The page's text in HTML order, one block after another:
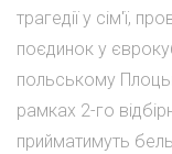
трагедії у сім'ї,
поєдинок у
польському
рамках 2-го
прийматимуть